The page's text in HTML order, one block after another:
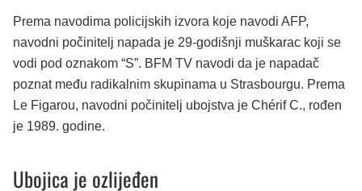
Prema navodima policijskih izvora koje navodi AFP,
navodni počinitelj napada je 29-godišnji muškarac koji se
vodi pod oznakom “S”. BFM TV navodi da je napadač
poznat među radikalnim skupinama u Strasbourgu. Prema
Le Figarou, navodni počinitelj ubojstva je Chérif C., rođen
je 1989. godine.
Ubojica je ozlijeđen